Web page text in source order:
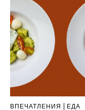
ВПЕЧАТЛЕНИЯ ЕДА